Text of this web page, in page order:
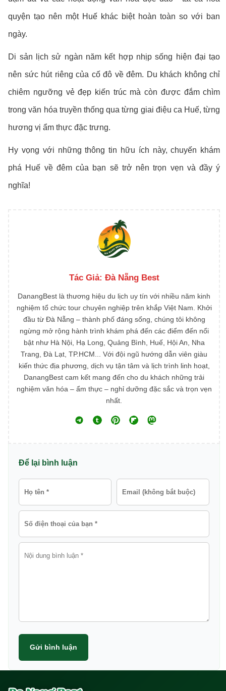
quyện tạo nên một Huế khác biệt hoàn toàn so với ban
ngày.
Di sản lịch sử ngàn năm kết hợp nhịp sống hiện đại tạo
nên sức hút riêng của cố đô về đêm. Du khách không chỉ
chiêm ngưỡng vẻ đẹp kiến trúc mà còn được đắm chìm
trong văn hóa truyền thống qua từng giai điệu ca Huế, từng
hương vị ẩm thực đặc trưng.
Hy vọng với những thông tin hữu ích này, chuyến khám
phá Huế về đêm của bạn sẽ trở nên trọn vẹn và đầy ý
nghĩa!
Tác Giả: Đà Nẵng Best
DanangBest là thương hiệu du lịch uy tín với nhiều năm kinh
nghiệm tổ chức tour chuyên nghiệp trên khắp Việt Nam. Khởi
đầu từ Đà Nẵng – thành phố đáng sống, chúng tôi không
ngừng mở rộng hành trình khám phá đến các điểm đến nổi
bật như Hà Nội, Hạ Long, Quảng Bình, Huế, Hội An, Nha
Trang, Đà Lạt, TP.HCM... Với đội ngũ hướng dẫn viên giàu
kiến thức địa phương, dịch vụ tận tâm và lịch trình linh hoạt,
DanangBest cam kết mang đến cho du khách những trải
nghiệm văn hóa – ẩm thực – nghỉ dưỡng đặc sắc và trọn vẹn
nhất.
Để lại bình luận
Gửi bình luận